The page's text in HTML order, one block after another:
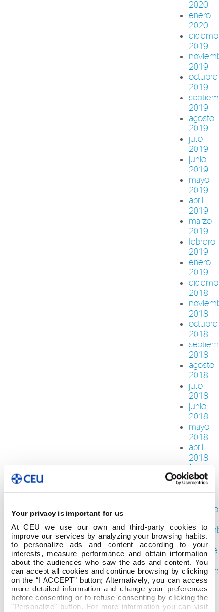
Your privacy is important for us
At CEU we use our own and third-party cookies to
improve our services by analyzing your browsing habits,
to personalize ads and content according to your
interests, measure performance and obtain information
about the audiences who saw the ads and content. You
can accept all cookies and continue browsing by clicking
on the “I ACCEPT” button; Alternatively, you can access
more detailed information and change your preferences
before consenting or to refuse consenting by clicking the
"Personalize" button. For more information you can visit
2020
enero
2020
2019
2019
octubre
2019
2019
agosto
2019
julio
2019
junio
2019
mayo
2019
abril
2019
marzo
2019
febrero
2019
enero
2019
2018
2018
octubre
2018
2018
agosto
2018
julio
2018
junio
2018
mayo
2018
abril
2018
febrero
2018
2017
octubre
2017
2017
agosto
2017